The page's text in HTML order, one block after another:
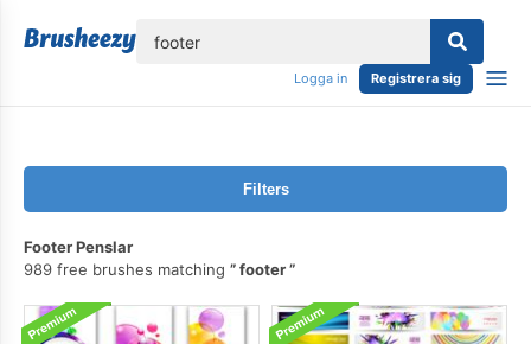
Logga in Registrera sig
Filters
Footer Penslar
989 free brushes matching
footer